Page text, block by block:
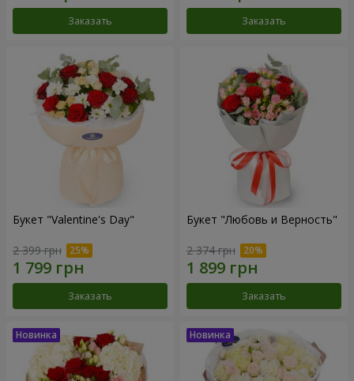
Заказать Заказать
Букет "Valentine's Day"
2 399 грн
Заказать
Букет "Любовь и Верность"
2 374 грн
Заказать